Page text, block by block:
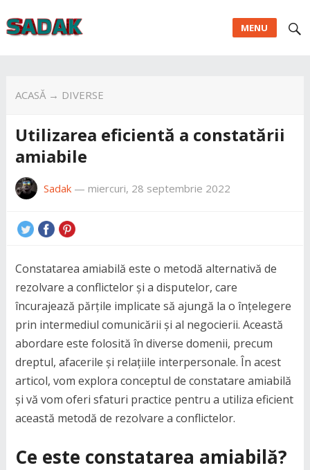
MENU
ACASĂ→ DIVERSE
Utilizarea eficientă a constatării
amiabile
Sadak— miercuri, 28 septembrie 2022
Constatarea amiabilă este o metodă alternativă de
rezolvare a conflictelor și a disputelor, care
încurajează părțile implicate să ajungă la o înțelegere
prin intermediul comunicării și al negocierii. Această
abordare este folosită în diverse domenii, precum
dreptul, afacerile și relațiile interpersonale. În acest
articol, vom explora conceptul de constatare amiabilă
și vă vom oferi sfaturi practice pentru a utiliza eficient
această metodă de rezolvare a conflictelor.
Ce este constatarea amiabilă?